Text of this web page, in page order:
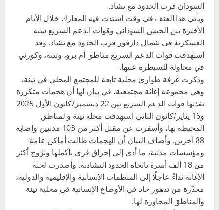
السودان قرب الحدود مع تشاد.
ويأتي هذا العنف في وقت اشتدت فيه المعارك خلال الأيام
الأخيرة بين الجيش السوداني وقوات الدعم السريع شبه
العسكرية في شمال دارفور قرب الحدود مع تشاد. وقد
استهدفت قوات الدعم السريع مناطق أم برو، وتينة، وكورني
في محاولة للسيطرة عليها.
وذكرت غرفة طوارئ محلية تابعة للمجتمع المحلي في تينة،
وهي مجموعة إغاثة مجتمعية، في بيان لها أن هجمات متكررة
نفذتها قوات الدعم السريع بين 22 ديسمبر/كانون الأول 2025
و16 يناير/كانون الثاني استهدفت محلة تينة والمناطق
المحيطة بها، وأسفرت عن مقتل أكثر من 103 مدنيين وإصابة
88 آخرين. وأضاف البيان أن الهجمات طالت أماكن عامة
ومؤسسات مدنية، ما أدى إلى إحراق قرى بأكملها ونزوح أكثر
من 18 ألف أسرة باتجاه الحدود التشادية. وأصدرت لجنة
الإغاثة نداءً عاجلًا إلى المنظمات الإنسانية والإقليمية والدولية،
محذّرة من تدهور حاد في الأوضاع الإنسانية في محلية تينة
والمناطق المجاورة لها.